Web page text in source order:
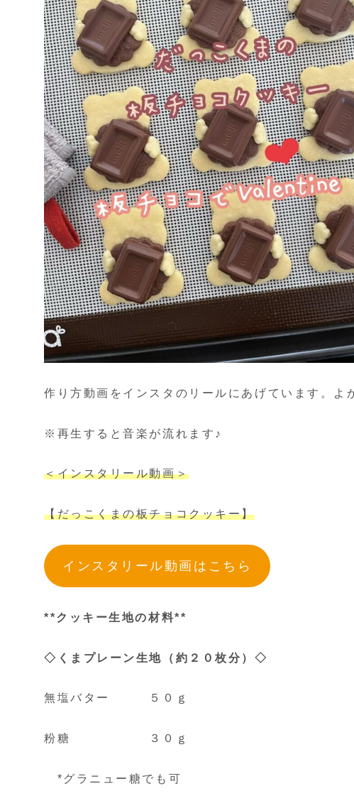
作り方動画をインスタのリールにあげています。よ
※再生すると音楽が流れます♪
＜インスタリール動画＞
【だっこくまの板チョコクッキー】
インスタリール動画はこちら
**クッキー生地の材料**
◇くまプレーン生地（約２０枚分）◇
無塩バター ５０ｇ
粉糖 ３０ｇ
*グラニュー糖でも可